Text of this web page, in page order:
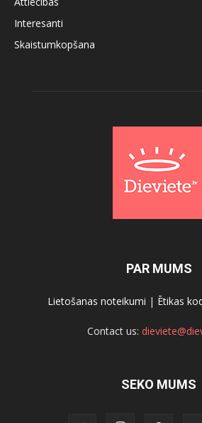
Interesanti
Skaistumkopšana
PAR MUMS
Lietošanas noteikumi | Ētikas
Contact us:
SEKO MUMS